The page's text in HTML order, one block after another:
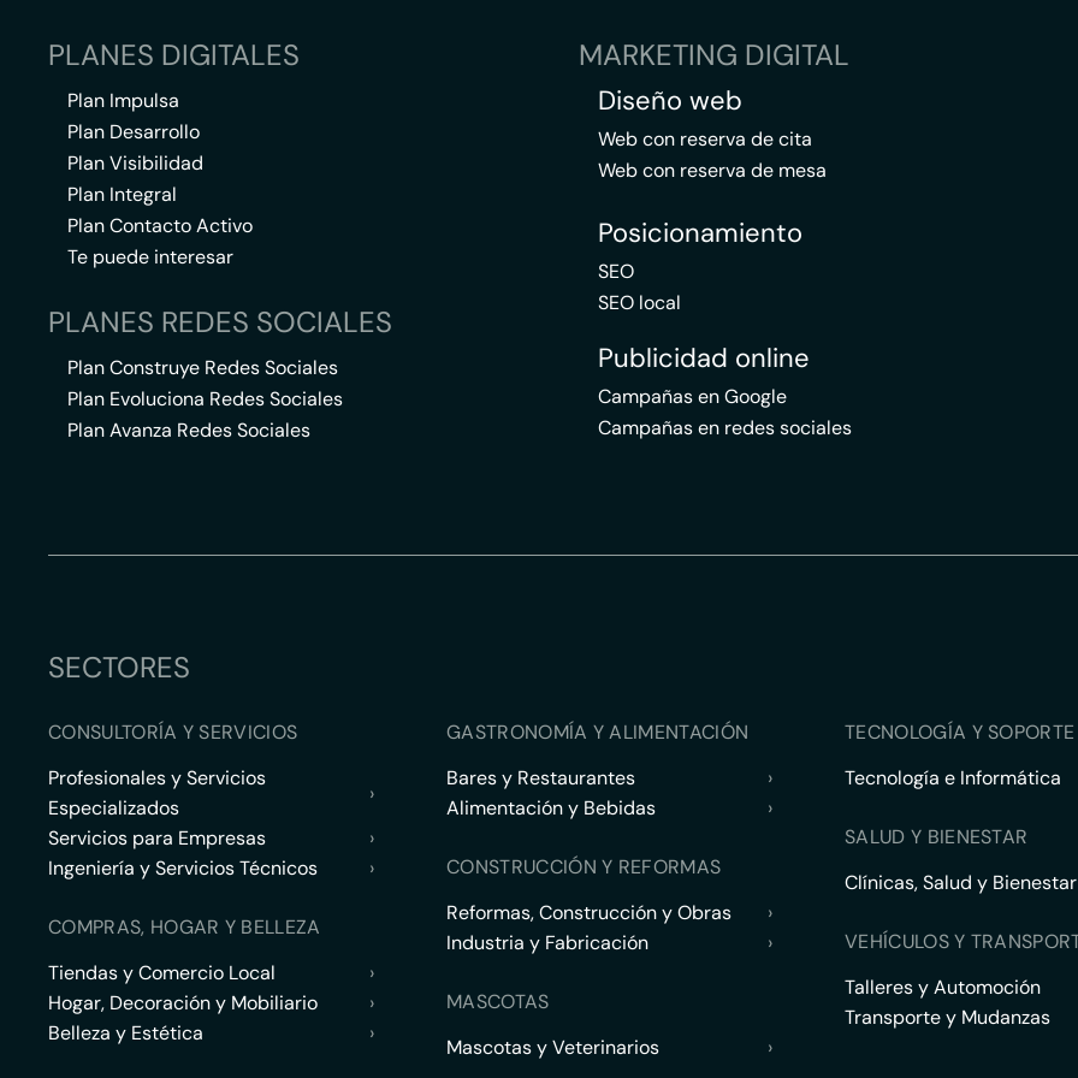
PLANES DIGITALES
Plan Impulsa
Plan Desarrollo
Plan Visibilidad
Plan Integral
Plan Contacto Activo
Te puede interesar
PLANES REDES SOCIALES
Plan Construye Redes Sociales
Plan Evoluciona Redes Sociales
Plan Avanza Redes Sociales
MARKETING DIGITAL
Diseño web
Web con reserva de cita
Web con reserva de mesa
Posicionamiento
SEO
SEO local
Publicidad online
Campañas en Google
Campañas en redes sociales
SECTORES
CONSULTORÍA Y SERVICIOS
Profesionales y Servicios
Especializados
›
Servicios para Empresas
›
Ingeniería y Servicios Técnicos
›
COMPRAS, HOGAR Y BELLEZA
Tiendas y Comercio Local
›
Hogar, Decoración y Mobiliario
›
Belleza y Estética
›
GASTRONOMÍA Y ALIMENTACIÓN
Bares y Restaurantes
›
Alimentación y Bebidas
›
CONSTRUCCIÓN Y REFORMAS
Reformas, Construcción y Obras
›
Industria y Fabricación
›
MASCOTAS
Mascotas y Veterinarios
›
TECNOLOGÍA Y
Tecnología e Informática
SALUD Y BIENESTAR
Clínicas, Salud y Bienestar
VEHÍCULOS Y
Talleres y Automoción
Transporte y Mudanzas